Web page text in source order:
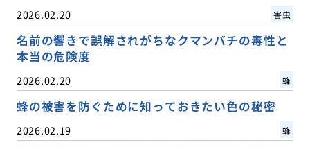
2026.02.20 害虫
名前の響きで誤解されがちなクマンバチの毒性と
本当の危険度
2026.02.20 蜂
蜂の被害を防ぐために知っておきたい色の秘密
2026.02.19 蜂